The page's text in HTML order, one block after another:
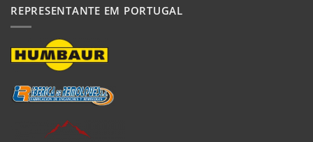
REPRESENTANTE EM PORTUGAL